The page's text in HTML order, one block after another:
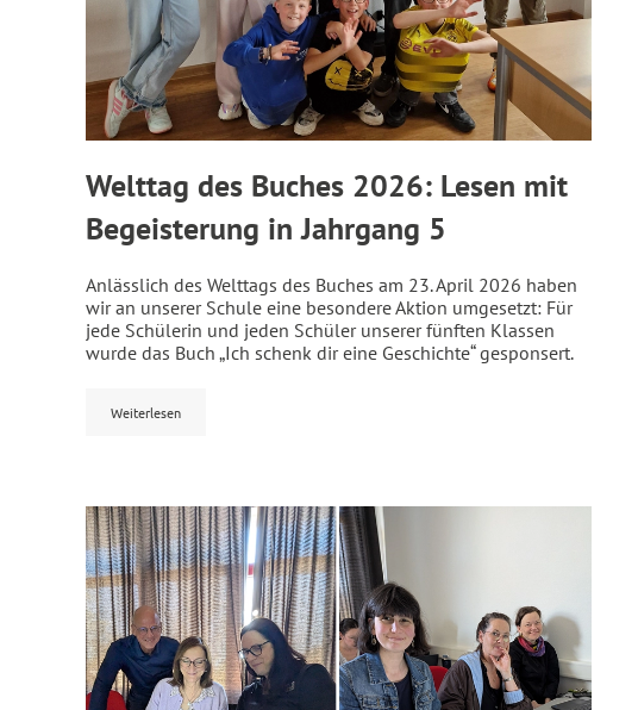
Welttag des Buches 2026: Lesen mit
Begeisterung in Jahrgang 5
Anlässlich des Welttags des Buches am 23. April 2026 haben
wir an unserer Schule eine besondere Aktion umgesetzt: Für
jede Schülerin und jeden Schüler unserer fünften Klassen
wurde das Buch „Ich schenk dir eine Geschichte“ gesponsert.
Weiterlesen